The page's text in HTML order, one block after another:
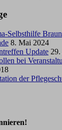
Selbsthilfe
8. Mai 2024
Update
bei
der